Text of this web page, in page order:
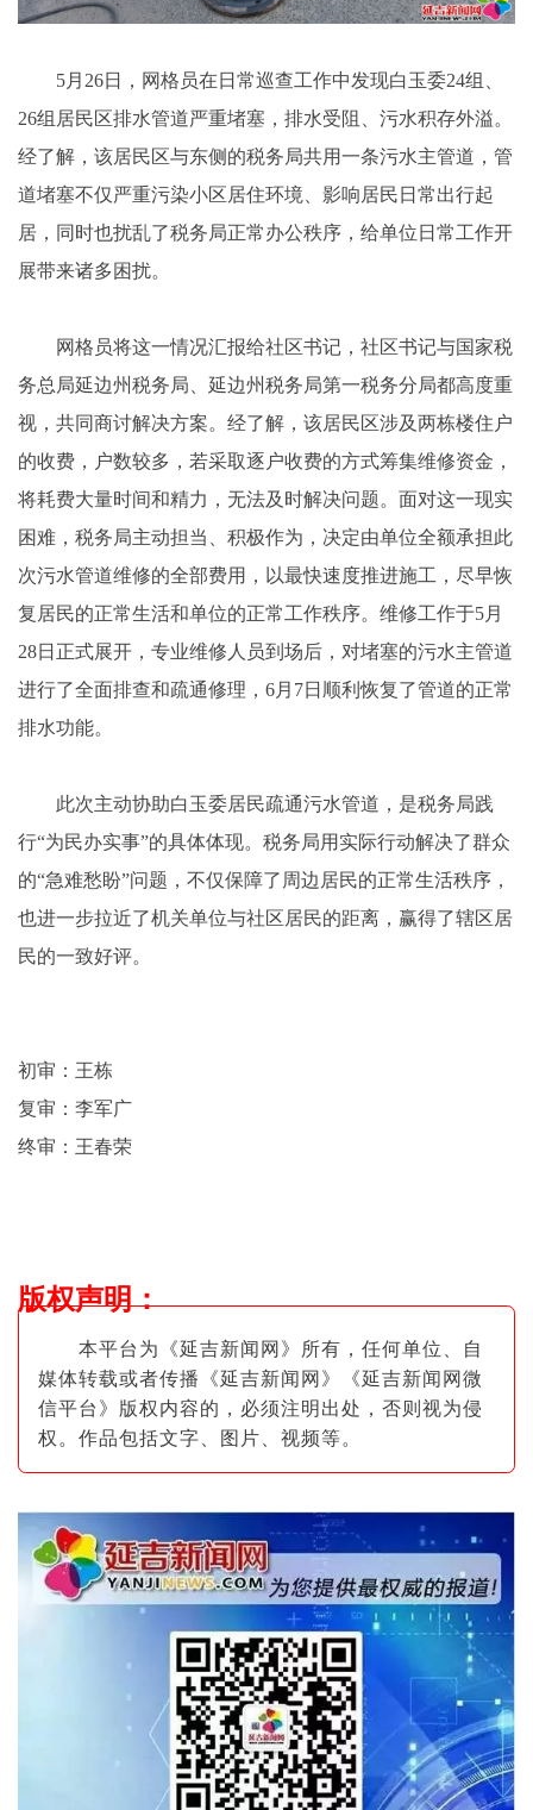
5月26日，网格员在日常巡查工作中发现白玉委24组、
26组居民区排水管道严重堵塞，排水受阻、污水积存外溢。
经了解，该居民区与东侧的税务局共用一条污水主管道，管
道堵塞不仅严重污染小区居住环境、影响居民日常出行起
居，同时也扰乱了税务局正常办公秩序，给单位日常工作开
展带来诸多困扰。
网格员将这一情况汇报给社区书记，社区书记与国家税
务总局延边州税务局、延边州税务局第一税务分局都高度重
视，共同商讨解决方案。经了解，该居民区涉及两栋楼住户
的收费，户数较多，若采取逐户收费的方式筹集维修资金，
将耗费大量时间和精力，无法及时解决问题。面对这一现实
困难，税务局主动担当、积极作为，决定由单位全额承担此
次污水管道维修的全部费用，以最快速度推进施工，尽早恢
复居民的正常生活和单位的正常工作秩序。维修工作于5月
28日正式展开，专业维修人员到场后，对堵塞的污水主管道
进行了全面排查和疏通修理，6月7日顺利恢复了管道的正常
排水功能。
此次主动协助白玉委居民疏通污水管道，是税务局践
行“为民办实事”的具体体现。税务局用实际行动解决了群众
的“急难愁盼”问题，不仅保障了周边居民的正常生活秩序，
也进一步拉近了机关单位与社区居民的距离，赢得了辖区居
民的一致好评。
初审：王栋
复审：李军广
终审：王春荣
版权声明：
本平台为《延吉新闻网》所有，任何单位、自
媒体转载或者传播《延吉新闻网》《延吉新闻网微
信平台》版权内容的，必须注明出处，否则视为侵
权。作品包括文字、图片 、视频等。